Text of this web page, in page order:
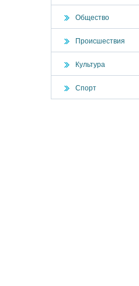
Общество
Происшествия
Культура
Спорт